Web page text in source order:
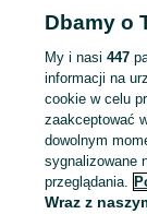
Strona główna
- Wrocław
Lady i
KATEGORIA
ID:828657825
Dbamy o
My i nasi447
informacji na
cookie w celu
zaakceptować
dowolnym
sygnalizowane
przeglądania.
Wraz z